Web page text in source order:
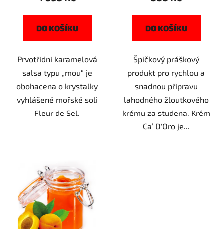
DO KOŠÍKU
Prvotřídní karamelová
salsa typu „mou“ je
obohacena o krystalky
vyhlášené mořské soli
Fleur de Sel.
DO KOŠÍKU
Špičkový práškový
produkt pro rychlou a
snadnou přípravu
lahodného žloutkového
krému za studena. Krém
Ca’ D'Oro je...